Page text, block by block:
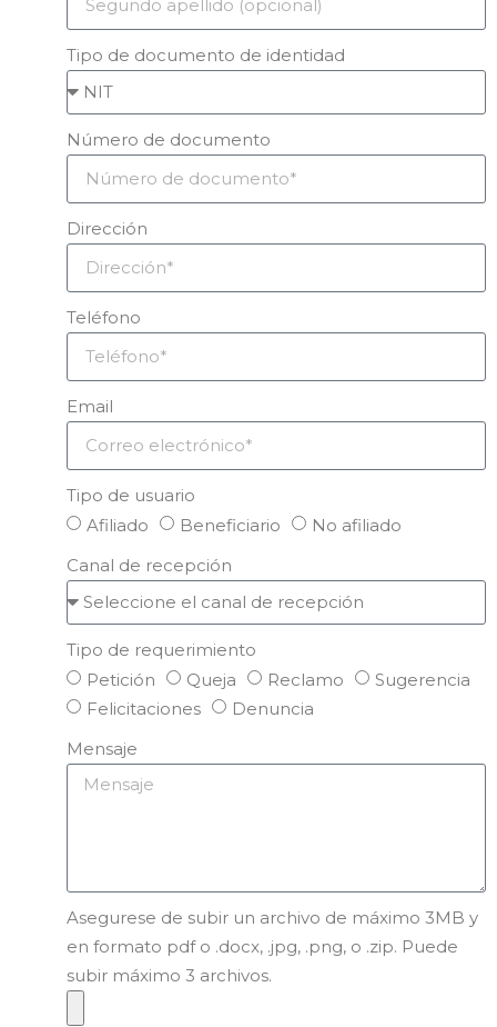
Tipo de documento de identidad
Número de documento
Dirección
Teléfono
Email
Tipo de usuario
Afiliado
Beneficiario
No afiliado
Canal de recepción
Tipo de requerimiento
Petición
Queja Reclamo
Sugerencia
Felicitaciones
Denuncia
Mensaje
Asegurese de subir un archivo de máximo 3MB y
en formato pdf o .docx, .jpg, .png, o .zip. Puede
subir máximo 3 archivos.